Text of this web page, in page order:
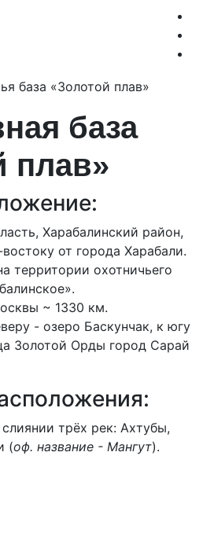
база
плав»
Харабалинский район,
от города Харабали.
территории охотничьего
~ 1330 км.
- озеро Баскунчак, к югу
Золотой Орды город Сарай
трёх рек: Ахтубы,
(оф. название - Мангут).